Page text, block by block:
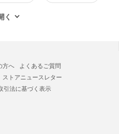
方へ
よくあるご質問
ストアニュースレター
引法に基づく表示